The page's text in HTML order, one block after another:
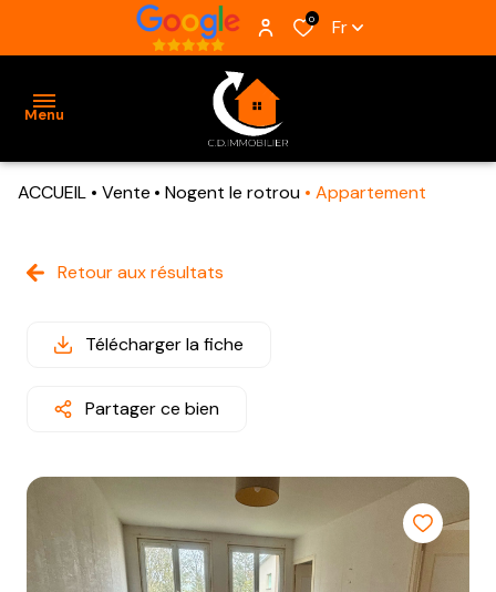
0 Fr
Menu
VENTES
VENDUS
E-MAIL
AGENCE
ACCUEIL Vente Nogent le rotrou Appartement
Retour aux résultats
Télécharger la fiche
Partager ce bien